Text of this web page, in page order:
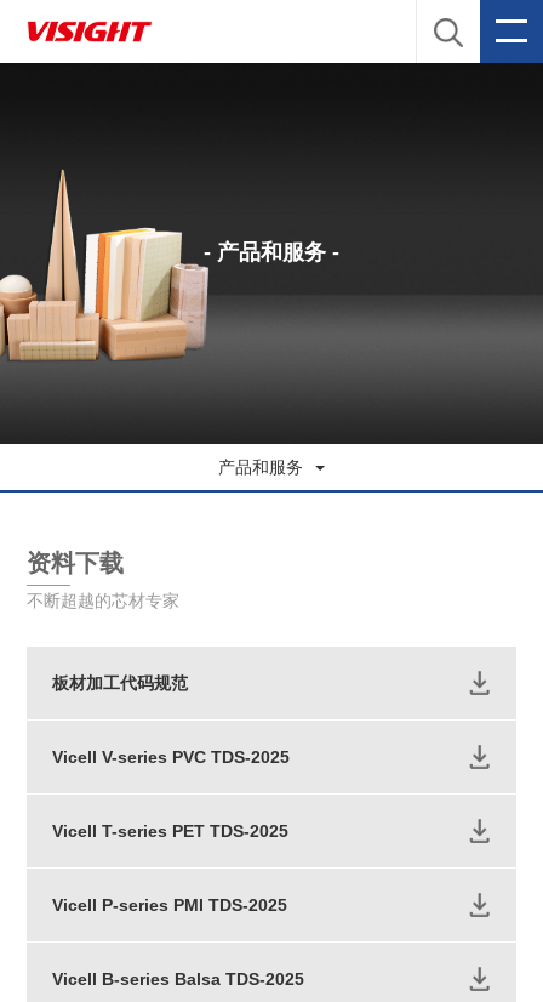
- 产品和服务 -
产品和服务
资料下载
不断超越的芯材专家
板材加工代码规范
Vicell V-series PVC TDS-2025
Vicell T-series PET TDS-2025
Vicell P-series PMI TDS-2025
Vicell B-series Balsa TDS-2025